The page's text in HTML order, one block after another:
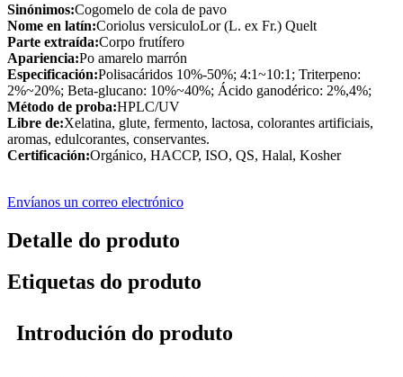
Sinónimos:Cogomelo de cola de pavo
Nome en latín:Coriolus versiculoLor (L. ex Fr.) Quelt
Parte extraída:Corpo frutífero
Apariencia:Po amarelo marrón
Especificación:Polisacáridos 10%-50%; 4:1~10:1; Triterpeno:
2%~20%; Beta-glucano: 10%~40%; Ácido ganodérico: 2%,4%;
Método de proba:HPLC/UV
Libre de:Xelatina, glute, fermento, lactosa, colorantes artificiais,
aromas, edulcorantes, conservantes.
Certificación:Orgánico, HACCP, ISO, QS, Halal, Kosher
Envíanos un correo electrónico
Detalle do produto
Etiquetas do produto
Introdución do produto